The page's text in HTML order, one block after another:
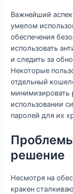
Важнейший
умелом
обеспечения
использовать
и следить за
Некоторые
отдельный
минимизировать
использовании
паролей для их
решение
Несмотря на
кракен